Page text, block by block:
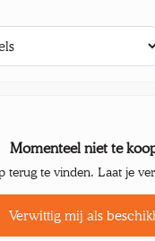
Momenteel niet te
terug te vinden. Laat je
Verwittig mij als